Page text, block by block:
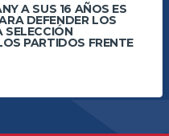
A SUS 16 AÑOS ES
DEFENDER LOS
SELECCIÓN
PARTIDOS FRENTE